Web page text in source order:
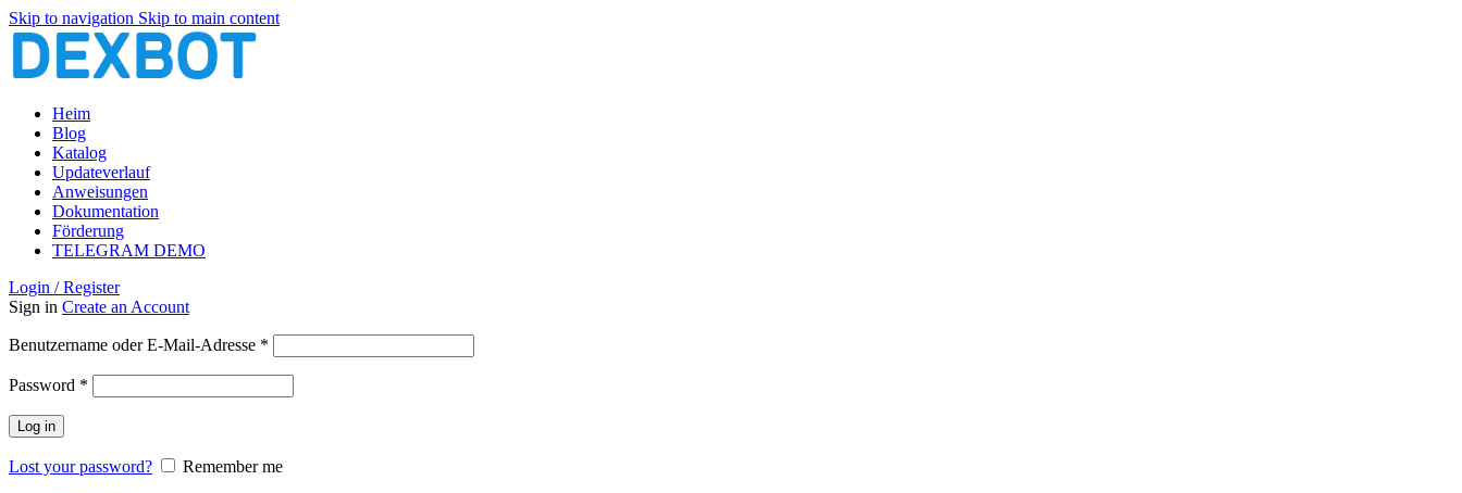
Skip to navigation Skip to main content
Heim
Blog
Katalog
Updateverlauf
Anweisungen
Dokumentation
Förderung
TELEGRAM DEMO
Login / Register
Sign in Create an Account
Benutzername oder E-Mail-Adresse *
Password *
Log in
Lost your password?
Remember me